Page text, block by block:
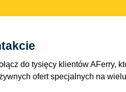
do tysięcy klientów AFerry,
ofert specjalnych na